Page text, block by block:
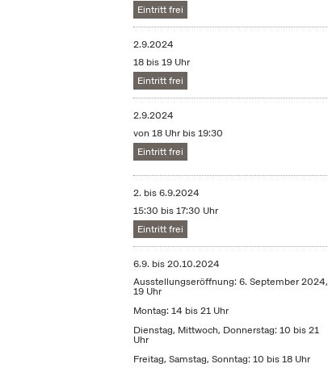
Eintritt frei
2.9.2024
18 bis 19 Uhr
Eintritt frei
2.9.2024
von 18 Uhr bis 19:30
Eintritt frei
2. bis6.9.2024
15:30 bis 17:30 Uhr
Eintritt frei
6.9. bis20.10.2024
Ausstellungseröffnung: 6. September 2024,
19 Uhr
Montag: 14 bis 21 Uhr
Dienstag, Mittwoch, Donnerstag: 10 bis 21
Uhr
Freitag, Samstag, Sonntag: 10 bis 18 Uhr